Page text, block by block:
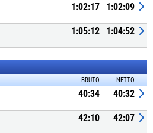
1:02:17 1:02:09
1:05:12 1:04:52
BRUTO NETTO
40:34 40:32
42:10 42:07